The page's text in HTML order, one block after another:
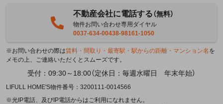
不動産会社に電話する（無料）
物件お問い合わせ専用ダイヤル
0037-634-00438-98161-1050
※お問い合わせの際は賃料・間取り・最寄駅・駅からの距離・マンション名 を
メモの上、ご連絡いただくとスムーズです。
受付：09:30～18:00（定休日：毎週水曜日 年末年始）
LIFULL HOME'S物件番号：3200111-0014566
※光IP電話、及びIP電話からはご利用になれません。